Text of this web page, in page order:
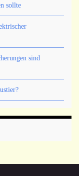
sollte
sind